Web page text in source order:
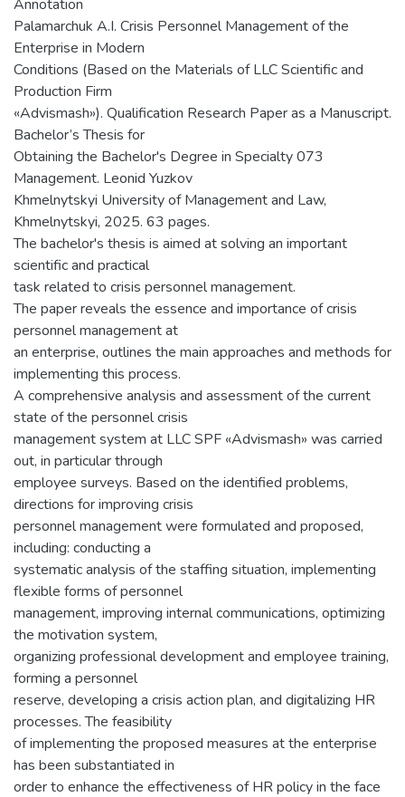
Annotation
Palamarchuk A.I. Crisis Personnel Management of the
Enterprise in Modern
Conditions (Based on the Materials of LLC Scientific and
Production Firm
«Advismash»). Qualification Research Paper as a Manuscript.
Bachelor’s Thesis for
Obtaining the Bachelor's Degree in Specialty 073
Management. Leonid Yuzkov
Khmelnytskyi University of Management and Law,
Khmelnytskyi, 2025. 63 pages.
The bachelor's thesis is aimed at solving an important
scientific and practical
task related to crisis personnel management.
The paper reveals the essence and importance of crisis
personnel management at
an enterprise, outlines the main approaches and methods for
implementing this process.
A comprehensive analysis and assessment of the current
state of the personnel crisis
management system at LLC SPF «Advismash» was carried
out, in particular through
employee surveys. Based on the identified problems,
directions for improving crisis
personnel management were formulated and proposed,
including: conducting a
systematic analysis of the staffing situation, implementing
flexible forms of personnel
management, improving internal communications, optimizing
the motivation system,
organizing professional development and employee training,
forming a personnel
reserve, developing a crisis action plan, and digitalizing HR
processes. The feasibility
of implementing the proposed measures at the enterprise
has been substantiated in
order to enhance the effectiveness of HR policy in the face